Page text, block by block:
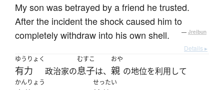
My son was betrayed by a friend he trusted.
After the incident the shock caused him to
completely withdraw into his own shell.
— Jreibun
Details ▸
ゆうりょく
有力 政治家の
むすこ
息子は、
おや
親 の地位を利用して
かんりょう せったい